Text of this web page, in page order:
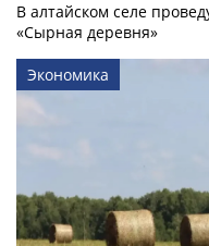
В алтайском селе
«Сырная деревня»
Экономика